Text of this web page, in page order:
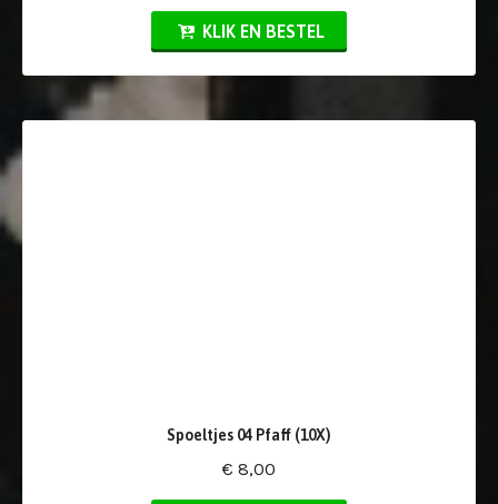
KLIK EN BESTEL
Spoeltjes 04 Pfaff (10X)
€ 8,00